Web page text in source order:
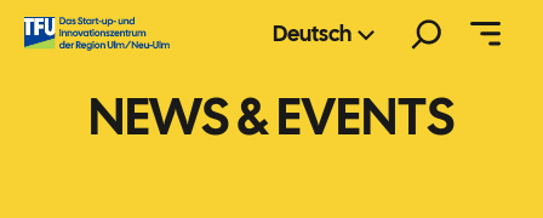
Zum
Inhalt
Deutsch
NEWS & EVENTS